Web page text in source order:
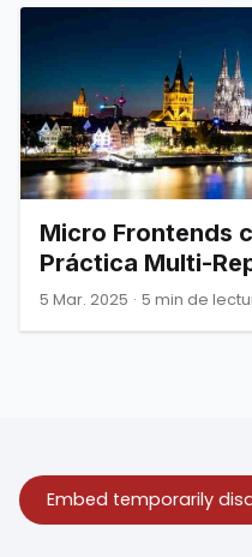
Micro Frontends
Práctica Multi-
5 Mar. 2025 · 5 min de